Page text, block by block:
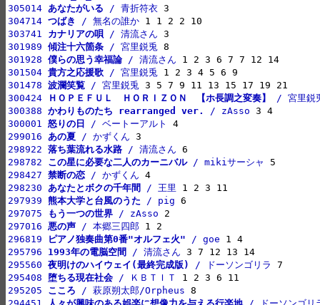
305014 あなたがいる / 青折符衣
304714 つばき / 無名の誰か
303741 カナリアの唄 / 清流さん
301989 傾注十六箇条 / 宮里鋭兎
301928 僕らの思う幸福論 / 清流さん
301504 貴方之応援歌 / 宮里鋭兎
301478 波瀾笑覧 / 宮里鋭兎
300424
ＨＯＰＥＦＵＬ　ＨＯＲＩＺＯＮ　【ホ長調之変奏】
/ 宮里鋭
300388 かわりものたち rearranged ver. / zAsso
300001 怒りの日 / ベートーアルト
299016 あの夏 / かずくん
298922 落ち葉流れる水路 / 清流さん
298782 この星に必要な二人のカーニバル / mikiサーシャ
298427 禁断の恋 / かずくん
298230 あなたとボクの千年間 / 王里
297939 熊本大学と台風のうた / pig
297075
もう一つの世界 / zAsso
297016 悪の声 / 本郷三四郎
296819
ピアノ独奏曲第0番"オルフェ火" / goe
295796 1993年の電脳空間 / 清流さん
295560 夜明けのハイウェイ(最終完成版) / ドーソンゴリラ
295408 堕ちる現在社会 / ＫＢＴＩＴ
295205 こころ / 萩原朔太郎/Orpheus